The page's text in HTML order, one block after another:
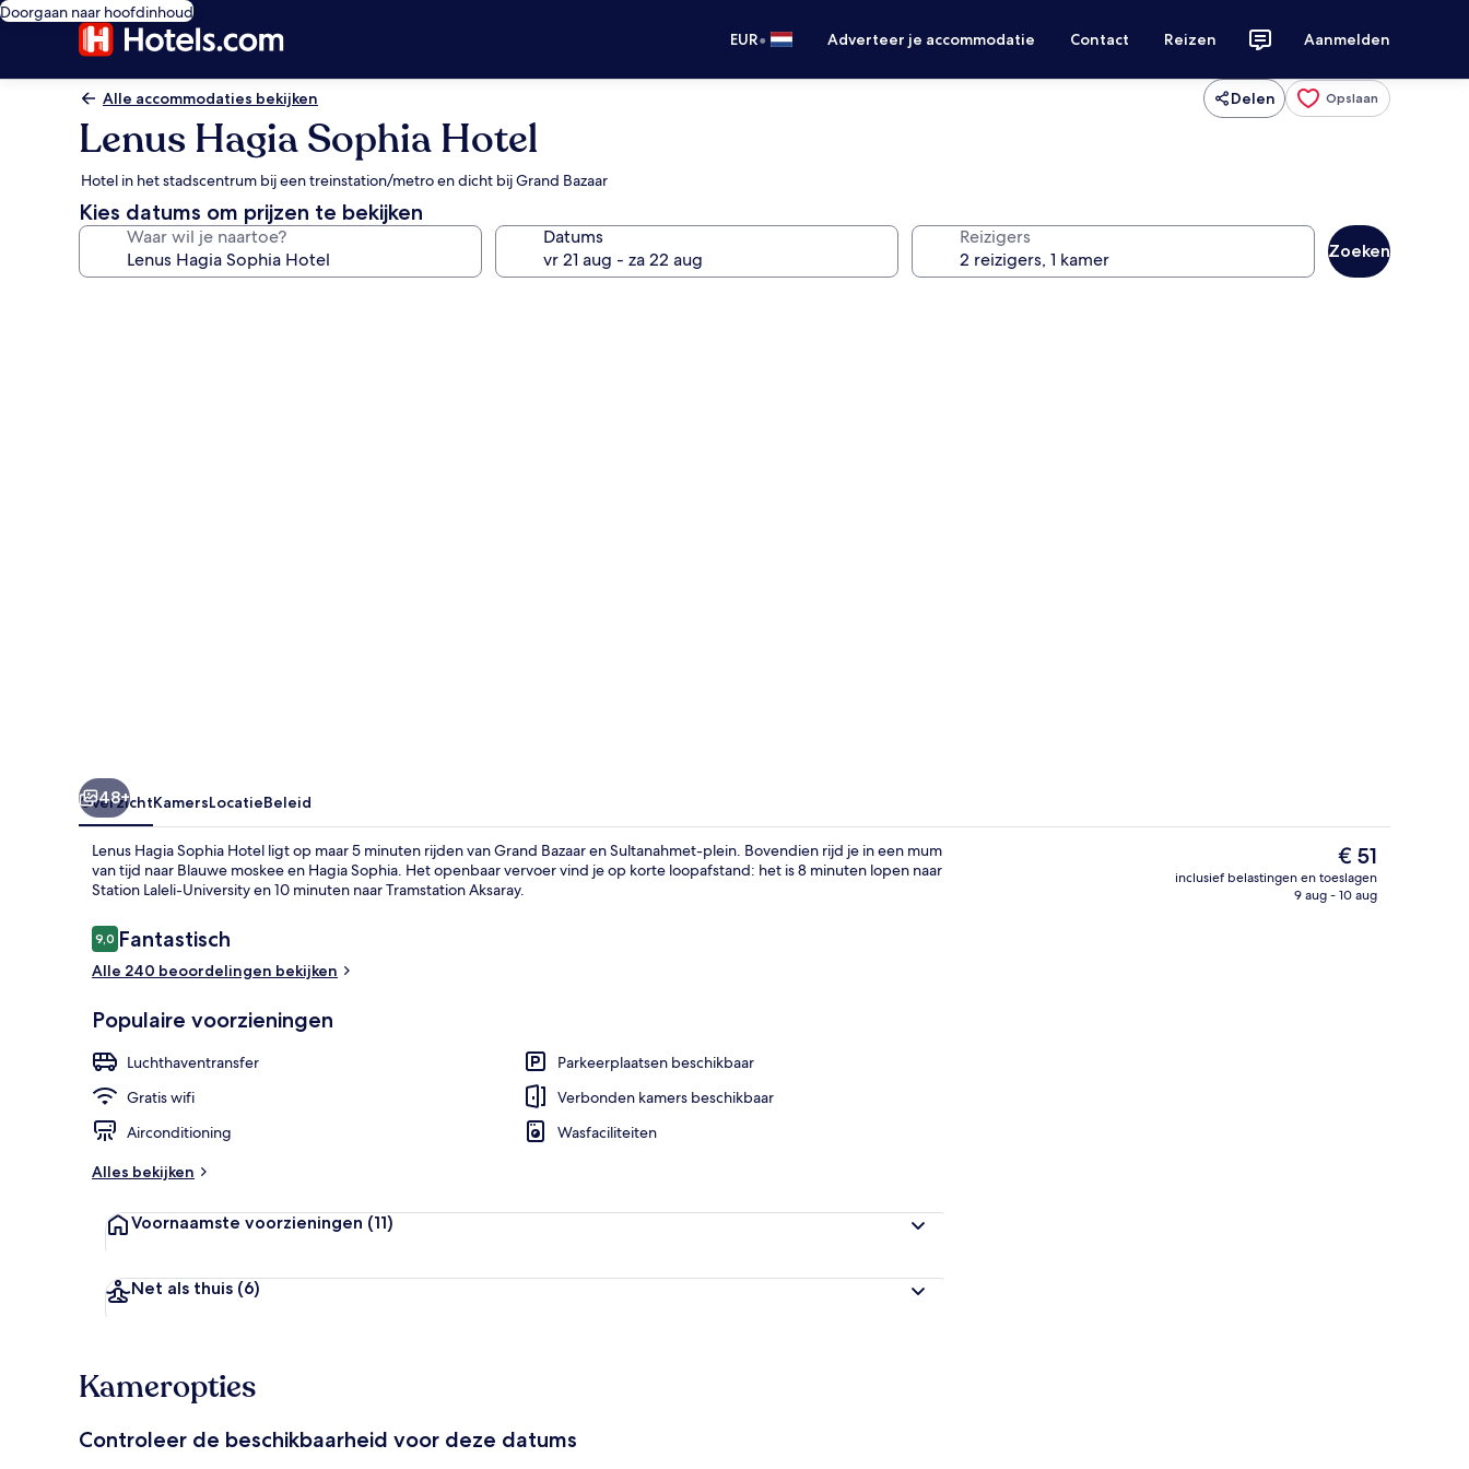
Doorgaan naar hoofdinhoud
EUR• Adverteer je accommodatie Contact Reizen Aanmelden
Alle accommodaties bekijken Delen Opslaan
Lenus Hagia Sophia Hotel
Hotel in het stadscentrum bij een treinstation/metro en dicht bij Grand Bazaar
Kies datums om prijzen te bekijken
Waar wil je naartoe? Datums Reizigers
Zoeken
48+
OverzichtKamersLocatieBeleid
Lenus Hagia Sophia Hotel ligt op maar 5 minuten rijden van Grand Bazaar en Sultanahmet-plein. Bovendien rijd je in een mum
van tijd naar Blauwe moskee en Hagia Sophia. Het openbaar vervoer vind je op korte loopafstand: het is 8 minuten lopen naar
Station Laleli-University en 10 minuten naar Tramstation Aksaray.
Beoordelingen
9,09,0 op 10 –
Fantastisch
Alle 240 beoordelingen bekijken
Populaire voorzieningen
Luchthaventransfer
Parkeerplaatsen beschikbaar
Gratis wifi
Verbonden kamers beschikbaar
Airconditioning
Wasfaciliteiten
Alles bekijken
Voornaamste voorzieningen (11)
Net als thuis (6)
De
huidige
prijs
€ 51
inclusief belastingen en toeslagen
9 aug - 10 aug
Kameropties
Controleer de beschikbaarheid voor deze datums